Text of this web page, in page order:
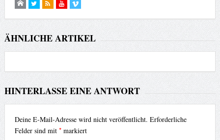
ÄHNLICHE ARTIKEL
HINTERLASSE EINE ANTWORT
Deine E-Mail-Adresse wird nicht veröffentlicht. Erforderliche
Felder sind mit *markiert